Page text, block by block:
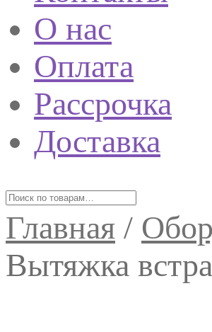
О нас
Оплата
Рассрочка
Доставка
Главная /
Вытяжка